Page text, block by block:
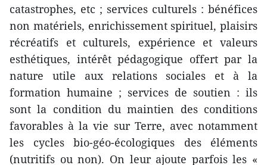
catastrophes, etc ; services culturels : bénéfices
non matériels, enrichissement spirituel, plaisirs
récréatifs et culturels, expérience et valeurs
esthétiques, intérêt pédagogique offert par la
nature utile aux relations sociales et à la
formation humaine ; services de soutien : ils
sont la condition du maintien des conditions
favorables à la vie sur Terre, avec notamment
les cycles bio-géo-écologiques des éléments
(nutritifs ou non). On leur ajoute parfois les «